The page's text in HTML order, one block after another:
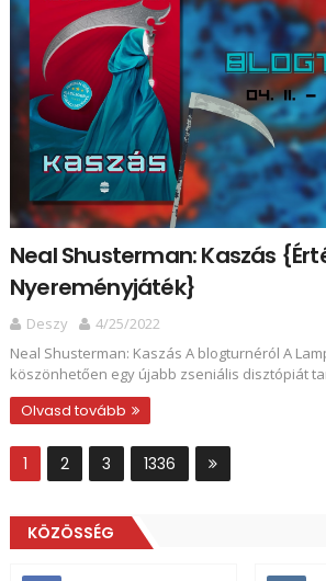
Neal Shusterman: Kaszás
Nyereményjáték}
Deszy
4/25/2022
Neal Shusterman: Kaszás A blogturnéról A
köszönhetően egy újabb zseniális disztópiát
Olvasd tovább
1 2 3 1336
KÖZÖSSÉG